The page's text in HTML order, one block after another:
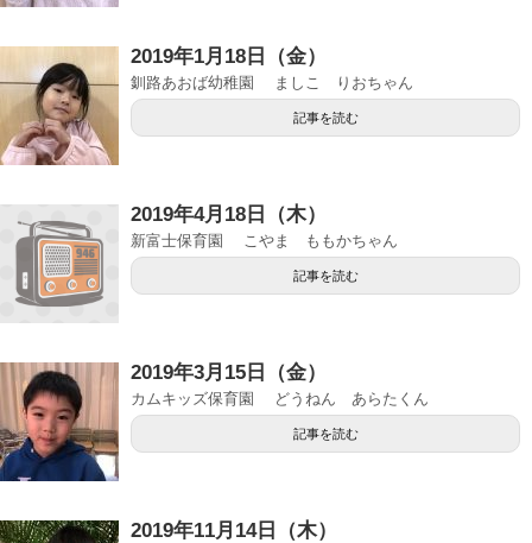
2019年1月18日（金）
釧路あおば幼稚園 ましこ りおちゃん
記事を読む
2019年4月18日（木）
新富士保育園 こやま ももかちゃん
記事を読む
2019年3月15日（金）
カムキッズ保育園 どうねん あらたくん
記事を読む
2019年11月14日（木）